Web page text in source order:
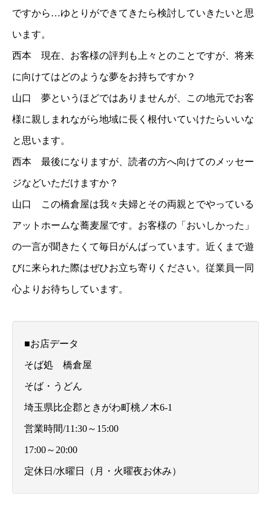
ですから…ゆとりができてきたら検討していきたいと思
います。
西本 現在、お客様の評判も上々とのことですが、将来
に向けてはどのような夢をお持ちですか？
山口 夢というほどではありませんが、この地元でお客
様に親しまれながら地域に長く根付いていけたらいいな
と思います。
西本 最後になりますが、読者の方へ向けてのメッセー
ジなどいただけますか？
山口 この橋倉屋は我々夫婦とその両親とでやっている
アットホームな蕎麦屋です。お客様の「おいしかった」
の一言が聞きたくて毎日がんばっています。近くまで遊
びに来られた際はぜひお立ち寄りください。従業員一同
心よりお待ちしています。
■お店データ
そば処 橋倉屋
そば・うどん
埼玉県比企郡ときがわ町桃ノ木6-1
営業時間/11:30～15:00
17:00～20:00
定休日/水曜日（月・火曜夜お休み）